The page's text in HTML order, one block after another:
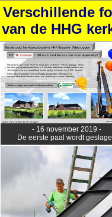
Verschillende
van de HHG
- 16 november 2019 -
De eerste paal wordt